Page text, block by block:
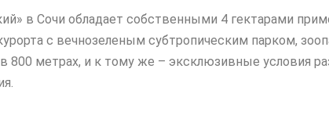
в Сочи обладает собственными 4 гектарами
с вечнозеленым субтропическим парком,
800 метрах, и к тому же – эксклюзивные условия